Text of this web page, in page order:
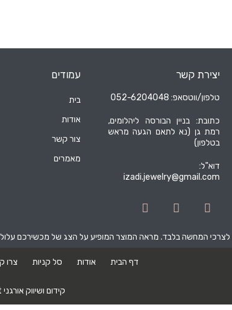
יצירת קשר
טלפון/ווטסאפ: 052-6204048
כתובת: בניין הבורסה ליהלומים,
רמת גן (נא לתאם הגעה מראש
בטלפון)
דוא"ל:
izadi.jewelry@gmail.com
עמודים
בית
אודות
צור קשר
מאמרים
לצרכי המחשה בלבד. מראה המוצר המופיע על הצג של מכשירכם
דף הבית אודות סל קניות צרו
קידום ושיווק אורגני Uxellent